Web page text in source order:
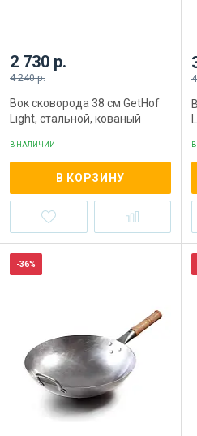
2 730 р.
4 240 р.
Вок сковорода 38 см GetHof
Light, стальной, кованый
В НАЛИЧИИ
В КОРЗИНУ
-36%